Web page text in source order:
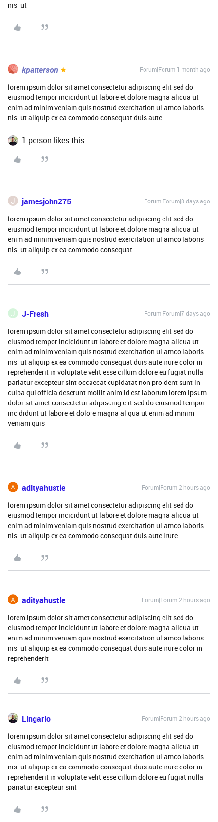
nisi ut
kpatterson Forum|Forum|1 month ago
lorem ipsum dolor sit amet consectetur adipiscing elit sed do
eiusmod tempor incididunt ut labore et dolore magna aliqua ut
enim ad minim veniam quis nostrud exercitation ullamco laboris
nisi ut aliquip ex ea commodo consequat duis aute
1 person likes this
J jamesjohn275 Forum|Forum|8 days ago
lorem ipsum dolor sit amet consectetur adipiscing elit sed do
eiusmod tempor incididunt ut labore et dolore magna aliqua ut
enim ad minim veniam quis nostrud exercitation ullamco laboris
nisi ut aliquip ex ea commodo consequat
J J-Fresh Forum|Forum|7 days ago
lorem ipsum dolor sit amet consectetur adipiscing elit sed do
eiusmod tempor incididunt ut labore et dolore magna aliqua ut
enim ad minim veniam quis nostrud exercitation ullamco laboris
nisi ut aliquip ex ea commodo consequat duis aute irure dolor in
reprehenderit in voluptate velit esse cillum dolore eu fugiat nulla
pariatur excepteur sint occaecat cupidatat non proident sunt in
culpa qui officia deserunt mollit anim id est laborum lorem ipsum
dolor sit amet consectetur adipiscing elit sed do eiusmod tempor
incididunt ut labore et dolore magna aliqua ut enim ad minim
veniam quis
adityahustle Forum|Forum|2 hours ago
lorem ipsum dolor sit amet consectetur adipiscing elit sed do
eiusmod tempor incididunt ut labore et dolore magna aliqua ut
enim ad minim veniam quis nostrud exercitation ullamco laboris
nisi ut aliquip ex ea commodo consequat duis aute irure
adityahustle Forum|Forum|2 hours ago
lorem ipsum dolor sit amet consectetur adipiscing elit sed do
eiusmod tempor incididunt ut labore et dolore magna aliqua ut
enim ad minim veniam quis nostrud exercitation ullamco laboris
nisi ut aliquip ex ea commodo consequat duis aute irure dolor in
reprehenderit
Lingario Forum|Forum|2 hours ago
lorem ipsum dolor sit amet consectetur adipiscing elit sed do
eiusmod tempor incididunt ut labore et dolore magna aliqua ut
enim ad minim veniam quis nostrud exercitation ullamco laboris
nisi ut aliquip ex ea commodo consequat duis aute irure dolor in
reprehenderit in voluptate velit esse cillum dolore eu fugiat nulla
pariatur excepteur sint